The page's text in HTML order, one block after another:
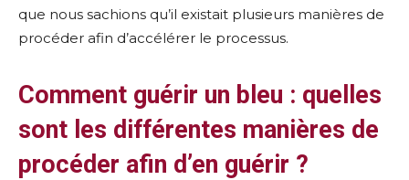
que nous sachions qu’il existait plusieurs manières de
procéder afin d’accélérer le processus.
Comment guérir un bleu : quelles
sont les différentes manières de
procéder afin d’en guérir ?